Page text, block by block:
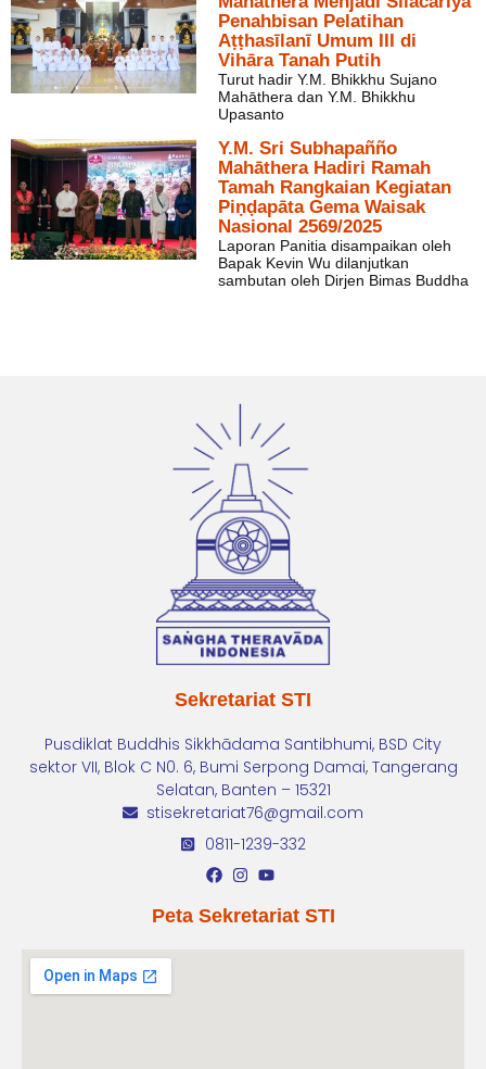
Penahbisan Pelatihan
Aṭṭhasīlanī Umum III di
Vihāra Tanah Putih
Turut hadir Y.M. Bhikkhu Sujano
Mahāthera dan Y.M. Bhikkhu
Upasanto
Y.M. Sri Subhapañño
Mahāthera Hadiri Ramah
Tamah Rangkaian Kegiatan
Piṇḍapāta Gema Waisak
Nasional 2569/2025
Laporan Panitia disampaikan oleh
Bapak Kevin Wu dilanjutkan
sambutan oleh Dirjen Bimas Buddha
Sekretariat STI
Pusdiklat Buddhis Sikkhādama Santibhumi, BSD City
sektor VII, Blok C N0. 6, Bumi Serpong Damai, Tangerang
Selatan, Banten – 15321
stisekretariat76@gmail.com
0811-1239-332
Peta Sekretariat STI